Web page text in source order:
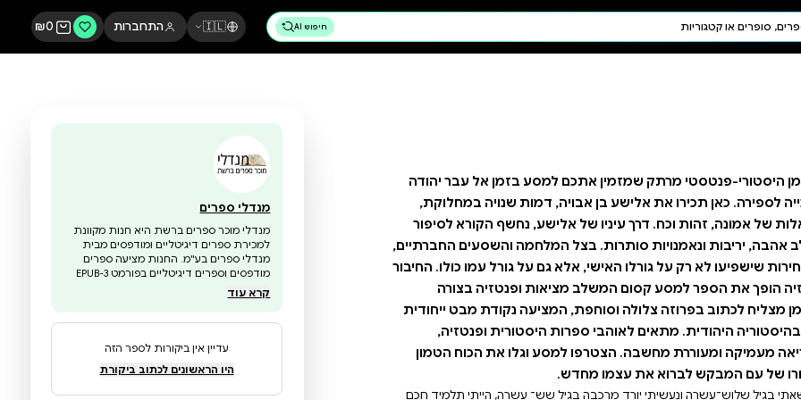
חגים ומועדים
תלמוד
קבלה
חיפוש AI 🇮🇱 התחברות ₪0
בזמן אל עבר יהודה
דמות שנויה במחלוקת,
נחשף הקורא לסיפור
והשסעים החברתיים,
על גורל עמו כולו. החיבור
מנדלי מוכר ספרים ברשת היא חנות מקוונת
למכירת ספרים דיגיטליים ומודפסים מבית
מנדלי ספרים בע"מ. החנות מציעה ספרים
מודפסים וספרים דיגיטליים בפורמט EPUB-3